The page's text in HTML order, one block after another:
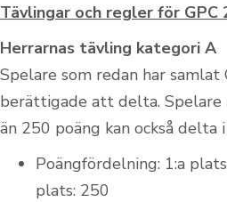
Tävlingar och regler för
Herrarnas tävling kategori A
Spelare som redan har samlat
berättigade att delta.
än 250 poäng kan också delta
Poängfördelning: 1:a
plats: 250